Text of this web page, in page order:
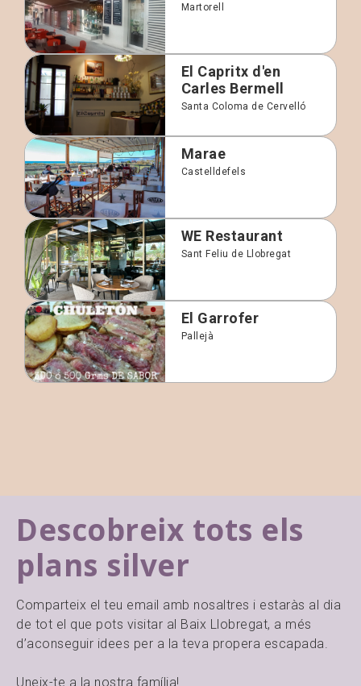
Martorell
El Capritx d'en
Carles Bermell
Santa Coloma de Cervelló
Marae
Castelldefels
WE Restaurant
Sant Feliu de Llobregat
El Garrofer
Pallejà
Descobreix tots els
plans silver
Comparteix el teu email amb nosaltres i estaràs al dia
de tot el que pots visitar al Baix Llobregat, a més
d’aconseguir idees per a la teva propera escapada.
Uneix-te a la nostra família!